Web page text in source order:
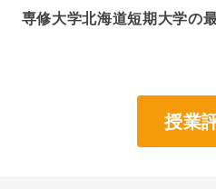
専修大学北海道短期大学の
授業